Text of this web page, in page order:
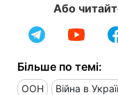
Або
Більше по темі:
ООН Війна в